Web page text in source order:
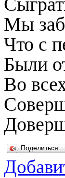
Мы
Что с
Были
Во
Поделиться…